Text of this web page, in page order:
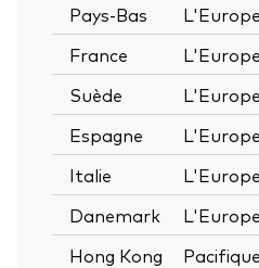
Pays-Bas
L'Europe
France
L'Europe
Suède
L'Europe
Espagne
L'Europe
Italie
L'Europe
Danemark
L'Europe
Hong Kong
Pacifique